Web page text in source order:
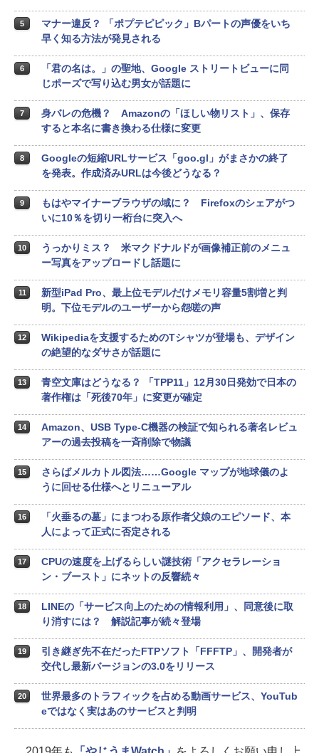
5
マナー違反？ 「ポプテピピック」Bパートの声優をいち
早く知る方法が発見される
6
「君の名は。」の聖地、Google ストリートビューに同
じポーズで写り込む男女が話題に
7
身バレの危機？ Amazonの「ほしい物リスト」、保存
すると本名に書き換わる仕様に変更
8
Googleの短縮URLサービス「goo.gl」がまさかの終了
を発表。作成済みURLは今後どうなる？
9
もはやマイナーブラウザの域に？ Firefoxのシェアがつ
いに10％を切り一桁台に突入へ
10
うっかりミス？ 米マクドナルドが画像補正前のメニュ
ー写真をアップロードし話題に
11
新型iPad Pro、最上位モデルだけメモリ容量5割増と判
明。下位モデルのユーザーから怨嗟の声
12
Wikipediaを支援するためのTシャツが登場も、デザイン
の絶望的なダサさが話題に
13
青空文庫はどうなる？ 「TPP11」12月30日発効で日本の
著作権は「死後70年」に変更が確定
14
Amazon、USB Type-C機器の検証で知られる著名レビュ
アーの過去投稿を一斉削除で物議
15
さらばメルカトル図法……Google マップが地球儀のよ
うに回せる仕様へとリニューアル
16
「火垂るの墓」にまつわる原作者父娘のエピソード、本
人によって正式に否定される
17
CPUの速度を上げるらしい謎技術「アクセラレーショ
ン・ブースト」にネットの反響続々
18
LINEの「サービス向上のための情報利用」、同意後に取
り消すには？ 解説記事が続々登場
19
引き継ぎ先不在だったFTPソフト「FFFTP」、開発者が
交代し最新バージョンの3.0をリリース
20
世界最多のトラフィックを占める動画サービス、YouTub
eではなく実はあのサービスと判明